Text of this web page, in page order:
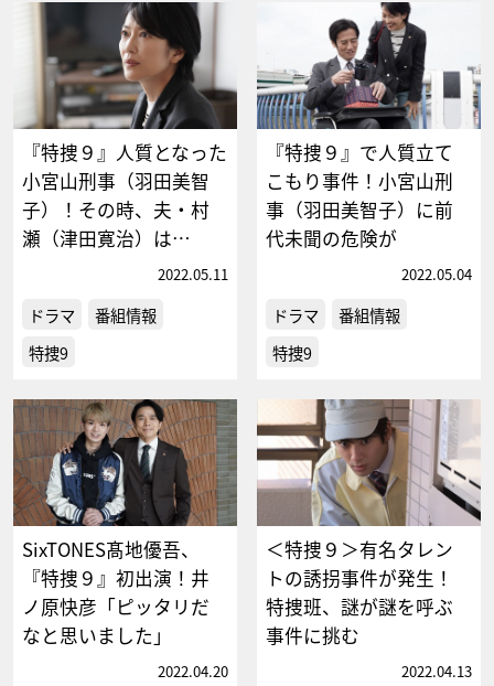
『特捜９』人質となった
小宮山刑事（羽田美智
子）！その時、夫・村
瀬（津田寛治）は…
2022.05.11
ドラマ
番組情報
特捜9
『特捜９』で人質立て
こもり事件！小宮山刑
事（羽田美智子）に前
代未聞の危険が
2022.05.04
ドラマ
番組情報
特捜9
SixTONES髙地優吾、
『特捜９』初出演！井
ノ原快彦「ピッタリだ
なと思いました」
2022.04.20
＜特捜９＞有名タレン
トの誘拐事件が発生！
特捜班、謎が謎を呼ぶ
事件に挑む
2022.04.13